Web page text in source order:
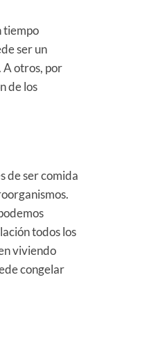
tiempo
ser un
A otros, por
de los
de ser comida
todos los
viviendo
congelar